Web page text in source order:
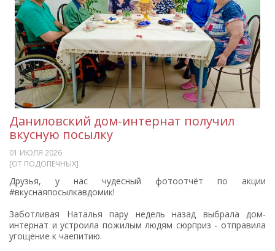
Даниловский дом-интернат получил
вкусную посылку
01 ИЮЛЯ 2026
[ОТ ПОДОПЕЧНЫХ]
Друзья, у нас чудесный фотоотчёт по акции
#вкуснаяпосылкавдомик!
Заботливая Наталья пару недель назад выбрала дом-
интернат и устроила пожилым людям сюрприз - отправила
угощение к чаепитию.